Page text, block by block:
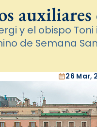
y el obispo
de Semana
26 Mar,